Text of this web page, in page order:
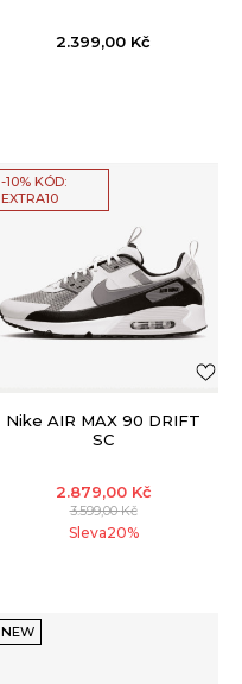
2.399,00 Kč
-10% KÓD:
EXTRA10
Nike AIR MAX 90 DRIFT
SC
2.879,00 Kč
3.599,00Kč
Sleva20%
NEW